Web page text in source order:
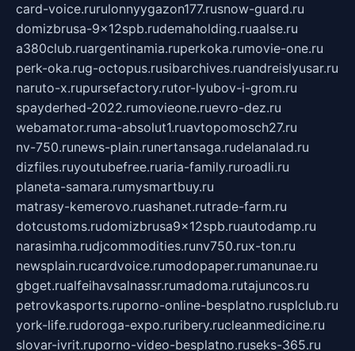
card-voice.rurulonnyygazon177.rusnow-guard.ru
domizbrusa-9x12spb.rudemaholding.ruaalse.ru
a380club.ruargentinamia.ruperkoka.rumovie-one.ru
perk-oka.rug-octopus.rusibarchives.ruandreislyusar.ru
naruto-x.rupursefactory.rutor-lyubov-i-grom.ru
spayderhed-2022.rumovieone.ruevro-dez.ru
webamator.ruma-absolut1.ruavtopomosch27.ru
nv-750.runews-plain.runertansaga.rudelanalad.ru
dizfiles.ruyoutubefree.ruaria-family.ruroadli.ru
planeta-samara.rumysmartbuy.ru
matrasy-kemerovo.ruashanet.rutrade-farm.ru
dotcustoms.rudomizbrusa9x12spb.ruautodamp.ru
narasimha.rudjcommodities.runv750.rux-ton.ru
newsplain.rucardvoice.rumodopaper.rumanunae.ru
gbget.rualfeihavsalnassr.rumadoma.rutajuncos.ru
petrovkasports.ruporno-online-besplatno.rusplclub.ru
york-life.rudoroga-expo.ruribery.rucleanmedicine.ru
slovar-ivrit.ruporno-video-besplatno.ruseks-365.ru